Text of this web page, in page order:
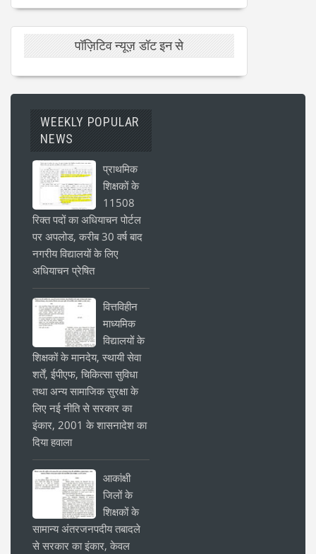
पॉज़िटिव न्यूज़ डॉट इन से
WEEKLY POPULAR
NEWS
प्राथमिक
शिक्षकों के
11508
रिक्त पदों का अधियाचन पोर्टल
पर अपलोड, करीब 30 वर्ष बाद
नगरीय विद्यालयों के लिए
अधियाचन प्रेषित
वित्तविहीन
माध्यमिक
विद्यालयों के
शिक्षकों के मानदेय, स्थायी सेवा
शर्तें, ईपीएफ, चिकित्सा सुविधा
तथा अन्य सामाजिक सुरक्षा के
लिए नई नीति से सरकार का
इंकार, 2001 के शासनादेश का
दिया हवाला
आकांक्षी
जिलों के
शिक्षकों के
सामान्य अंतरजनपदीय तबादले
से सरकार का इंकार, केवल